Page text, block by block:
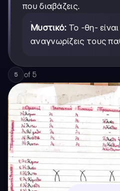
που διαβάζεις.
Μυστικό: Το -θη-
αναγνωρίζεις τους
5 of 5